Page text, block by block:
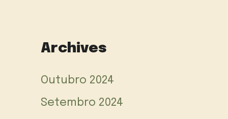
Archives
Outubro 2024
Setembro 2024